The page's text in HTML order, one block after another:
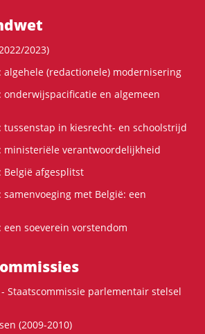
2023)
algehele (redactionele) modernisering
onderwijspacificatie en algemeen
tussenstap in kiesrecht- en schoolstrijd
ministeriële verantwoordelijkheid
België afgesplitst
met België: een
een soeverein vorstendom
Staatscommissie parlementair stelsel
(2009-2010)